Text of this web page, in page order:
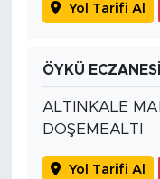
Yol Tarifi Al
ÖYKÜ ECZANESİ
ALTINKALE
DÖŞEMEALTI
Yol Tarifi Al